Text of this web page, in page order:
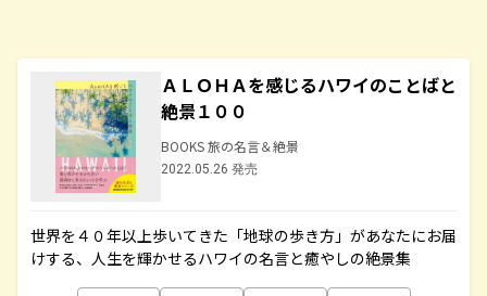
ＡＬＯＨＡを感じるハワイのことばと
絶景１００
BOOKS 旅の名言＆絶景
2022.05.26 発売
世界を４０年以上歩いてきた「地球の歩き方」があなたにお届
けする、人生を輝かせるハワイの名言と癒やしの絶景集